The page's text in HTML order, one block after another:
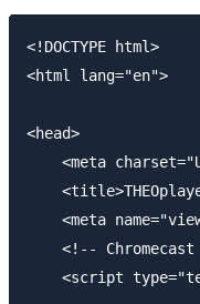
<!DOCTYPE html>
<html lang="en">
<head>
<meta
<meta
<!-- Chromecast
<script